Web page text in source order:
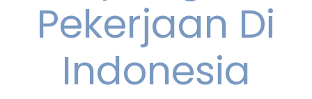
Pekerjaan Di
Indonesia